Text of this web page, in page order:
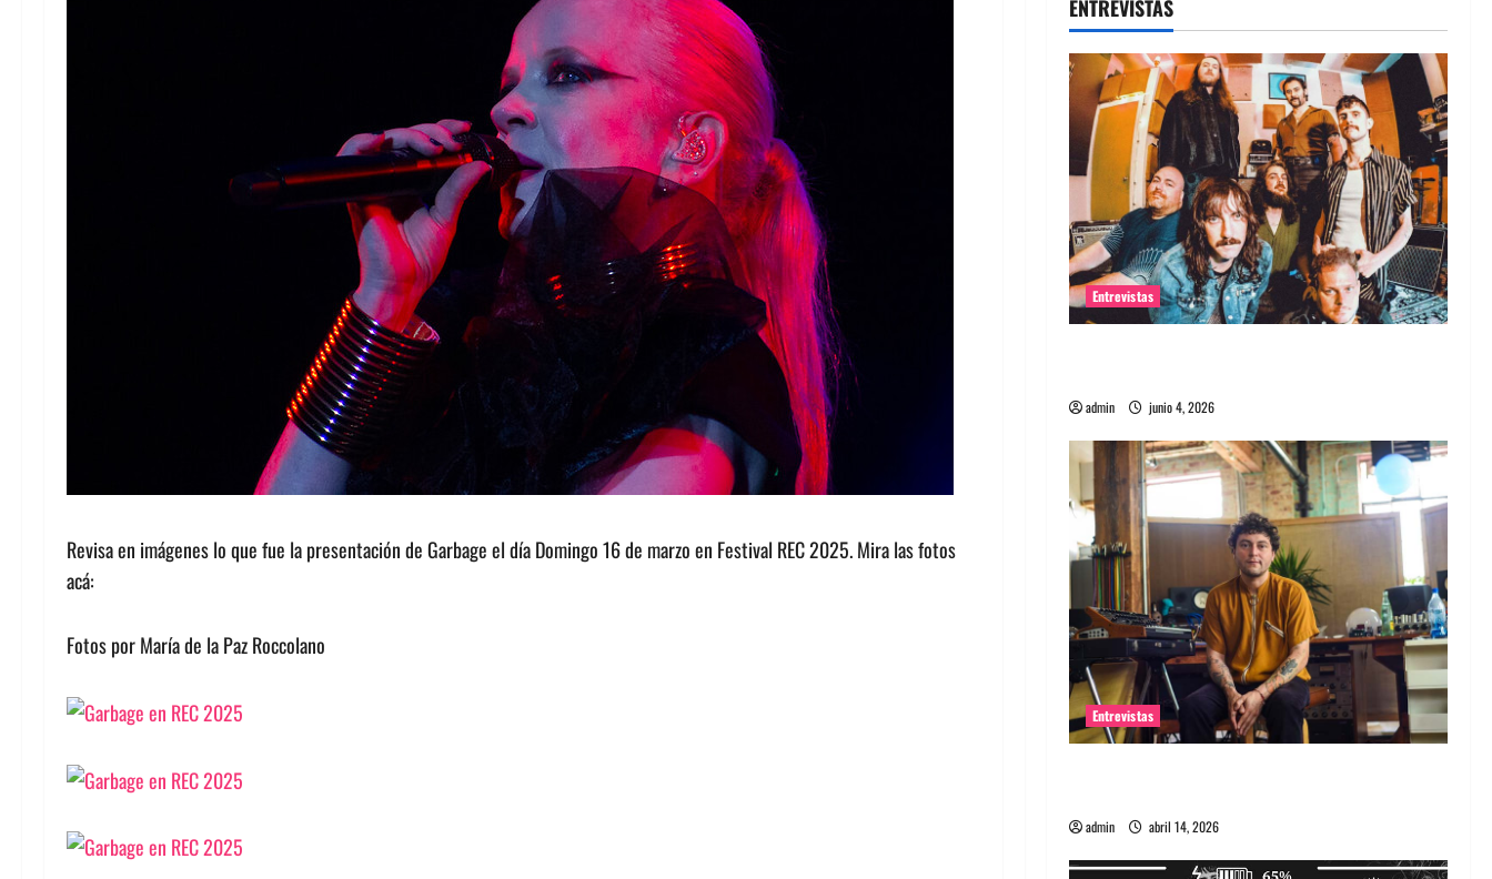
Revisa en imágenes lo que fue la presentación de Garbage el día Domingo 16 de marzo en Festival REC 2025. Mira las fotos
acá:
Fotos por María de la Paz Roccolano
ENTREVISTAS
Entrevistas
admin junio 4, 2026
Entrevistas
admin abril 14, 2026